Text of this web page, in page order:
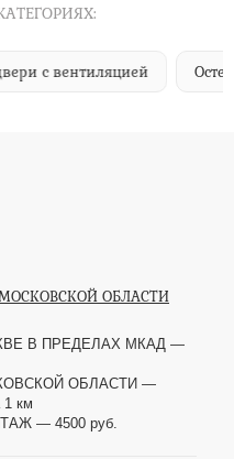
Остекленные
ОБЛАСТИ
В ПРЕДЕЛАХ МКАД —
ОБЛАСТИ —
1 км
— 4500 руб.